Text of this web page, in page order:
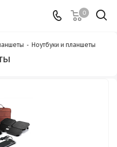
0
- Ноутбуки и планшеты